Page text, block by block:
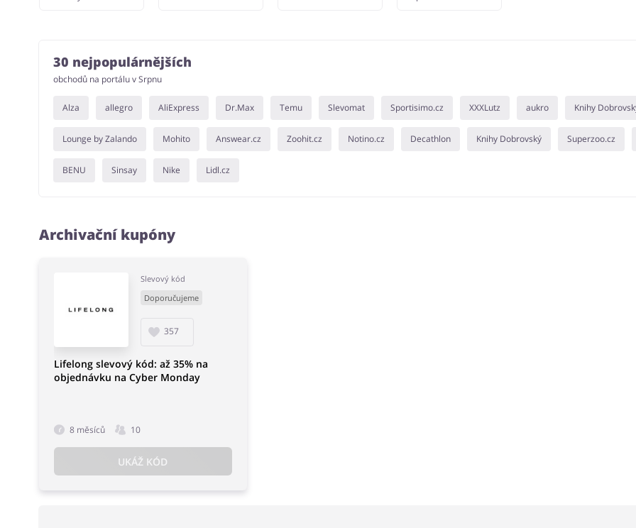
30 nejpopulárnějších
obchodů na portálu v Srpnu
Alza allegro AliExpress Dr.Max Temu Slevomat Sportisimo.cz XXXLutz aukro Knihy
Lounge by Zalando Mohito Answear.cz Zoohit.cz Notino.cz Decathlon Knihy Dobrovský Superzoo.cz
BENU Sinsay Nike Lidl.cz
Archivační kupóny
Slevový kód
Doporučujeme
357
Lifelong slevový kód: až 35% na
objednávku na Cyber Monday
8 měsíců 10
UKÁŽ KÓD